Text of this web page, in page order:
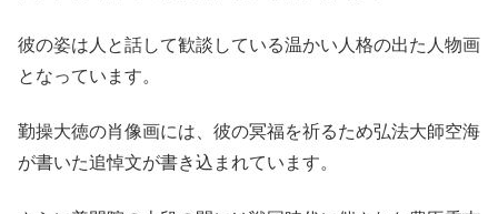
彼の姿は人と話して歓談している温かい人格の出た人物画
となっています。
勤操大徳の肖像画には、彼の冥福を祈るため弘法大師空海
が書いた追悼文が書き込まれています。